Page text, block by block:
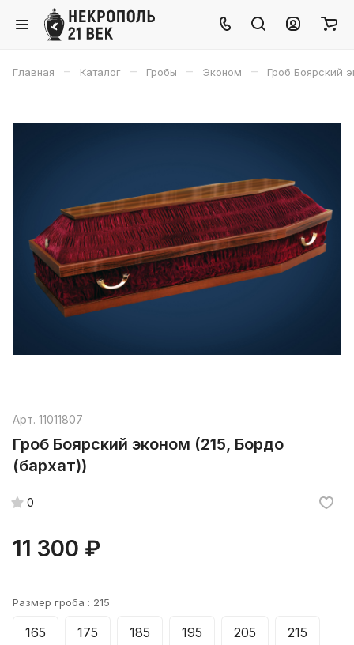
Главная – Каталог – Гробы – Эконом – Гроб Боярский
Арт. 11011807
Гроб Боярский эконом (215, Бордо
(бархат))
0
11 300 ₽
Размер гроба : 215
165 175 185 195 205 215